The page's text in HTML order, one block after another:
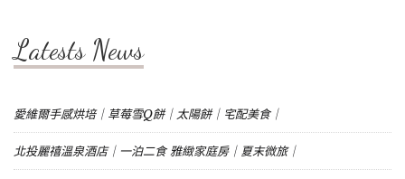
Latests News
愛維爾手感烘培｜草莓雪Q餅｜太陽餅｜宅配美食｜
北投麗禧溫泉酒店｜一泊二食 雅緻家庭房｜夏末微旅｜